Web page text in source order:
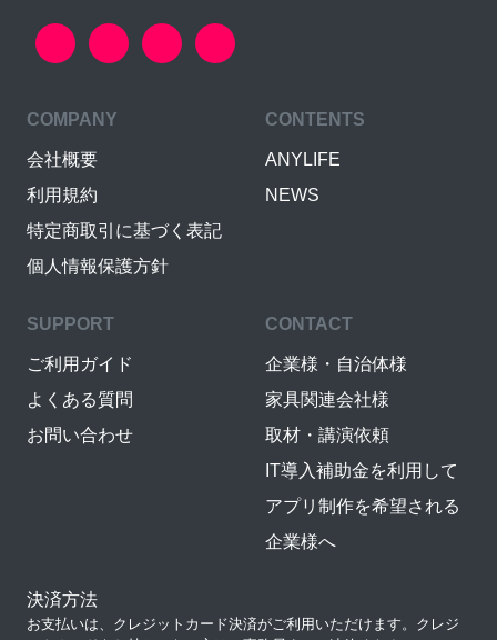
COMPANY
会社概要
利用規約
特定商取引に基づく表記
個人情報保護方針
CONTENTS
ANYLIFE
NEWS
SUPPORT
ご利用ガイド
よくある質問
お問い合わせ
CONTACT
企業様・自治体様
家具関連会社様
取材・講演依頼
IT導入補助金を利用して
アプリ制作を希望される
企業様へ
決済方法
お支払いは、クレジットカード決済がご利用いただけます。クレジ